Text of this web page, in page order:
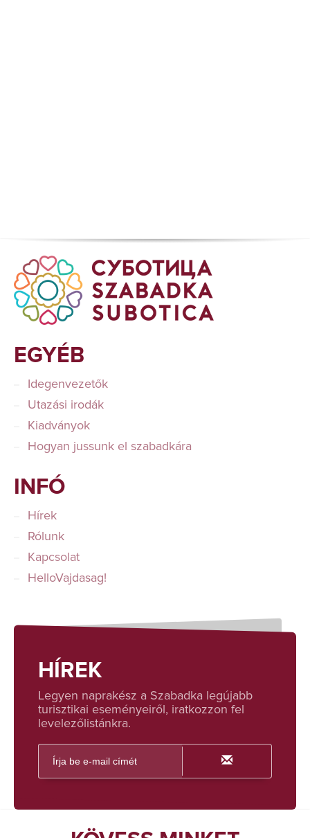
EGYÉB
Idegenvezetők
Utazási irodák
Kiadványok
Hogyan jussunk el szabadkára
INFÓ
Hírek
Rólunk
Kapcsolat
HelloVajdasag!
HÍREK
Legyen naprakész a Szabadka legújabb
turisztikai eseményeiről, iratkozzon fel
levelezőlistánkra.